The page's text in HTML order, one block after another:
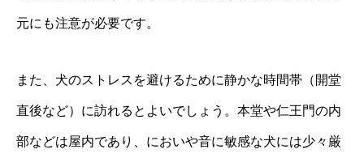
元にも注意が必要です。
また、犬のストレスを避けるために静かな時間帯（開堂
直後など）に訪れるとよいでしょう。本堂や仁王門の内
部などは屋内であり、においや音に敏感な犬には少々厳